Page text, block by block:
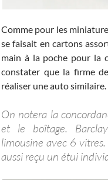
Comme pour les
se faisait en cartons
main à la poche pour la
constater que la firme
réaliser une auto similaire.
On notera la
et le boîtage.
limousine avec 6
aussi reçu un étui